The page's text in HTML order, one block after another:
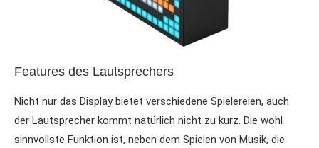
Features des Lautsprechers
Nicht nur das Display bietet verschiedene Spielereien, auch
der Lautsprecher kommt natürlich nicht zu kurz. Die wohl
sinnvollste Funktion ist, neben dem Spielen von Musik, die